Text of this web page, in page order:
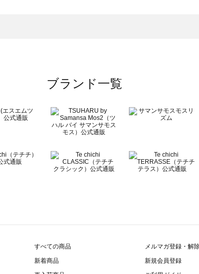
ブランド一覧
すべての商品
新着商品
メルマガ登録・解
新規会員登録